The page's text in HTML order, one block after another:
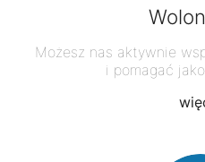
Możesz nas aktywnie
i pomagać